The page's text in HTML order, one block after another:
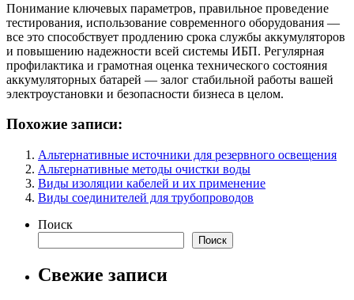
Понимание ключевых параметров, правильное проведение
тестирования, использование современного оборудования —
все это способствует продлению срока службы аккумуляторов
и повышению надежности всей системы ИБП. Регулярная
профилактика и грамотная оценка технического состояния
аккумуляторных батарей — залог стабильной работы вашей
электроустановки и безопасности бизнеса в целом.
Похожие записи:
Альтернативные источники для резервного освещения
Альтернативные методы очистки воды
Виды изоляции кабелей и их применение
Виды соединителей для трубопроводов
Поиск
Поиск
Свежие записи